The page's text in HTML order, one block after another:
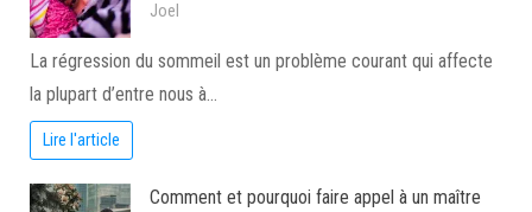
Joel
La régression du sommeil est un problème courant qui affecte
la plupart d’entre nous à…
Lire l'article
Comment et pourquoi faire appel à un maître